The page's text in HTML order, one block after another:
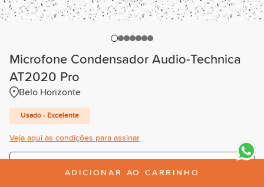
Microfone Condensador Audio-Technica
AT2020 Pro
Belo Horizonte
Usado - Excelente
Veja aqui as condições para assinar
ADICIONAR AO CARRINHO